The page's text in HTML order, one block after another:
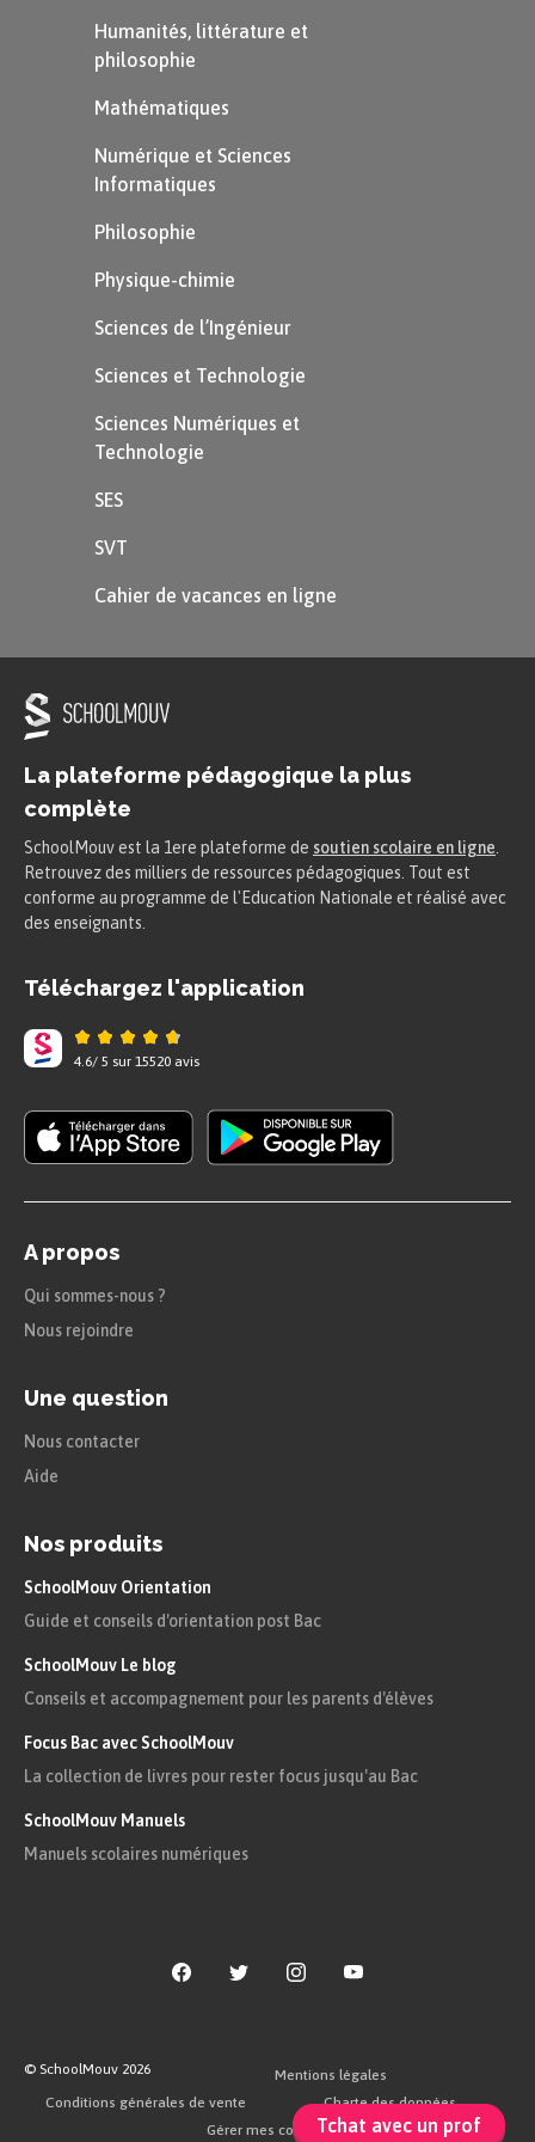
Tchat avec un prof
L’eau devient totalement liquide. C’est la fusion.
fusion
, c’est le passage de l’état
solide à l’état liquide. La fusion de l’eau
Humanités, littérature et
philosophie
Mathématiques
Numérique et Sciences
Informatiques
Philosophie
Physique-chimie
Sciences de l’Ingénieur
Sciences et Technologie
Sciences Numériques et
Technologie
SES
SVT
Cahier de vacances en ligne
La plateforme pédagogique la plus
complète
SchoolMouv est la 1ere plateforme de soutien scolaire en ligne
Retrouvez des milliers de ressources pédagogiques. Tout est
conforme au programme de l'Education Nationale et réalisé avec
des enseignants.
Téléchargez l'application
4.6/ 5 sur 15520 avis
A propos
Qui sommes-nous ?
Nous rejoindre
Une question
Nous contacter
Aide
Nos produits
SchoolMouv Orientation
Guide et conseils d'orientation post Bac
SchoolMouv Le blog
Conseils et accompagnement pour les parents d'élèves
Focus Bac avec SchoolMouv
La collection de livres pour rester focus jusqu'au Bac
SchoolMouv Manuels
Manuels scolaires numériques
© SchoolMouv 2026
Mentions légales
Conditions générales de vente
Charte des données
Gérer mes cookies